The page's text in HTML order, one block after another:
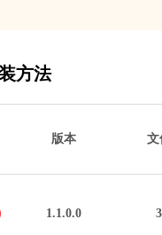
方法
版本 文
1.1.0.0